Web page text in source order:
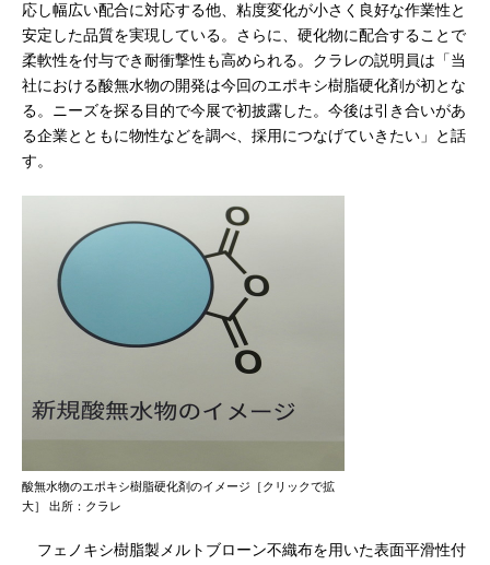
応し幅広い配合に対応する他、粘度変化が小さく良好な作業性と
安定した品質を実現している。さらに、硬化物に配合することで
柔軟性を付与でき耐衝撃性も高められる。クラレの説明員は「当
社における酸無水物の開発は今回のエポキシ樹脂硬化剤が初とな
る。ニーズを探る目的で今展で初披露した。今後は引き合いがあ
る企業とともに物性などを調べ、採用につなげていきたい」と話
す。
酸無水物のエポキシ樹脂硬化剤のイメージ［クリックで拡
大］ 出所：クラレ
フェノキシ樹脂製メルトブローン不織布を用いた表面平滑性付